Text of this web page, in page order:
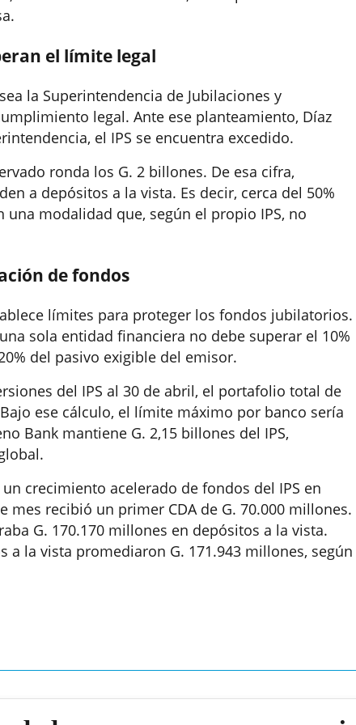
el límite legal
la Superintendencia de Jubilaciones y
legal. Ante ese planteamiento, Díaz
el IPS se encuentra excedido.
ronda los G. 2 billones. De esa cifra,
a depósitos a la vista. Es decir, cerca del 50%
modalidad que, según el propio IPS, no
de fondos
límites para proteger los fondos jubilatorios.
sola entidad financiera no debe superar el 10%
del pasivo exigible del emisor.
del IPS al 30 de abril, el portafolio total de
ese cálculo, el límite máximo por banco sería
Bank mantiene G. 2,15 billones del IPS,
crecimiento acelerado de fondos del IPS en
mes recibió un primer CDA de G. 70.000 millones.
G. 170.170 millones en depósitos a la vista.
a la vista promediaron G. 171.943 millones, según